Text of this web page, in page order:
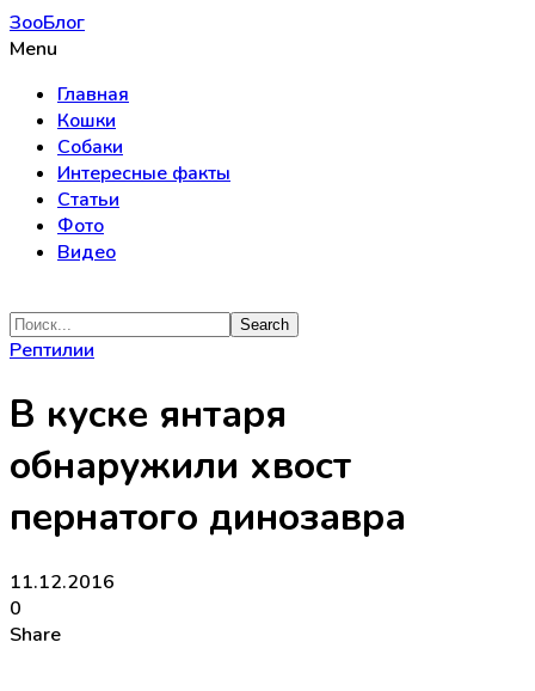
ЗооБлог
Menu
Главная
Кошки
Собаки
Интересные факты
Статьи
Фото
Видео
Рептилии
В куске янтаря
обнаружили хвост
пернатого динозавра
11.12.2016
0
Share